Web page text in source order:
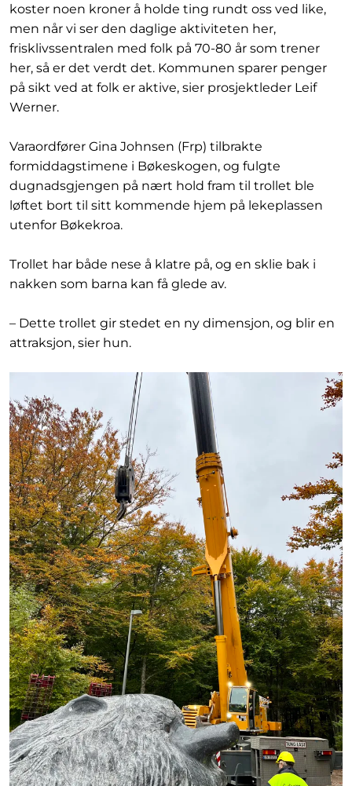
koster noen kroner å holde ting rundt oss ved like,
men når vi ser den daglige aktiviteten her,
frisklivssentralen med folk på 70-80 år som trener
her, så er det verdt det. Kommunen sparer penger
på sikt ved at folk er aktive, sier prosjektleder Leif
Werner.
Varaordfører Gina Johnsen (Frp) tilbrakte
formiddagstimene i Bøkeskogen, og fulgte
dugnadsgjengen på nært hold fram til trollet ble
løftet bort til sitt kommende hjem på lekeplassen
utenfor Bøkekroa.
Trollet har både nese å klatre på, og en sklie bak i
nakken som barna kan få glede av.
– Dette trollet gir stedet en ny dimensjon, og blir en
attraksjon, sier hun.